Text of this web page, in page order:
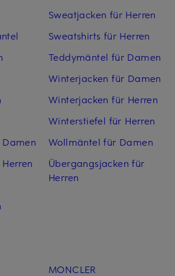
Sweatjacken für Herren
Sweatshirts für Herren
Teddymäntel für Damen
Winterjacken für Damen
Winterjacken für Herren
Winterstiefel für Herren
Wollmäntel für Damen
Übergangsjacken für
Herren
MONCLER